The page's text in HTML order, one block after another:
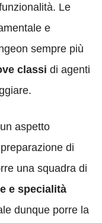
Le
e
sempre più
classi di agenti
aspetto
di
una squadra di
e specialità
dunque porre la